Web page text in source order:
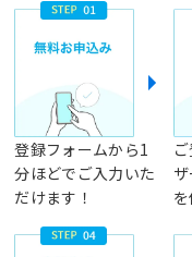
登録フォームから1
分ほどでご入力いた
だけます！